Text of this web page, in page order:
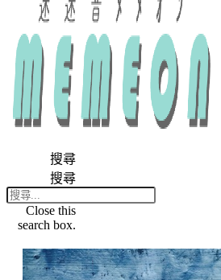
搜尋
搜尋
Close this
search box.